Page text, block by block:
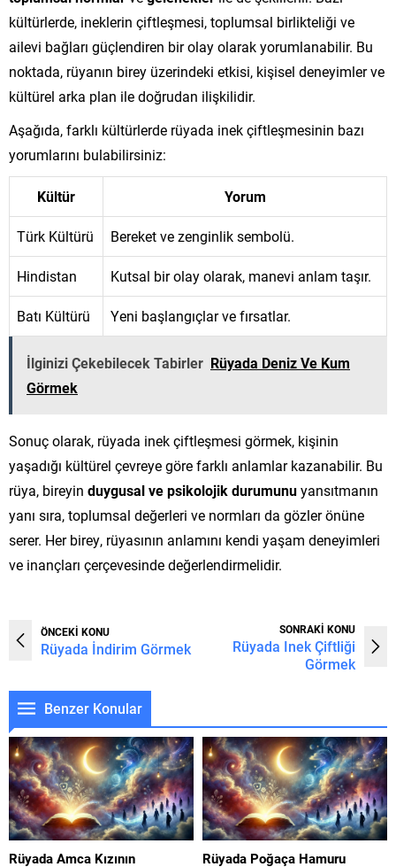
kültürlerde, ineklerin çiftleşmesi, toplumsal birlikteliği ve
ailevi bağları güçlendiren bir olay olarak yorumlanabilir. Bu
noktada, rüyanın birey üzerindeki etkisi, kişisel deneyimler ve
kültürel arka plan ile doğrudan ilişkilidir.
Aşağıda, farklı kültürlerde rüyada inek çiftleşmesinin bazı
yorumlarını bulabilirsiniz:
Kültür Yorum
Türk Kültürü Bereket ve zenginlik sembolü.
Hindistan Kutsal bir olay olarak, manevi anlam taşır.
Batı Kültürü Yeni başlangıçlar ve fırsatlar.
İlginizi Çekebilecek Tabirler Rüyada Deniz Ve Kum
Görmek
Sonuç olarak, rüyada inek çiftleşmesi görmek, kişinin
yaşadığı kültürel çevreye göre farklı anlamlar kazanabilir. Bu
rüya, bireyin duygusal ve psikolojik durumunuyansıtmanın
yanı sıra, toplumsal değerleri ve normları da gözler önüne
serer. Her birey, rüyasının anlamını kendi yaşam deneyimleri
ve inançları çerçevesinde değerlendirmelidir.
ÖNCEKİ KONU
Rüyada İndirim Görmek
SONRAKİ KONU
Rüyada Inek Çiftliği
Görmek
Benzer Konular
Rüyada Amca Kızının
Rüyada Poğaça Hamuru